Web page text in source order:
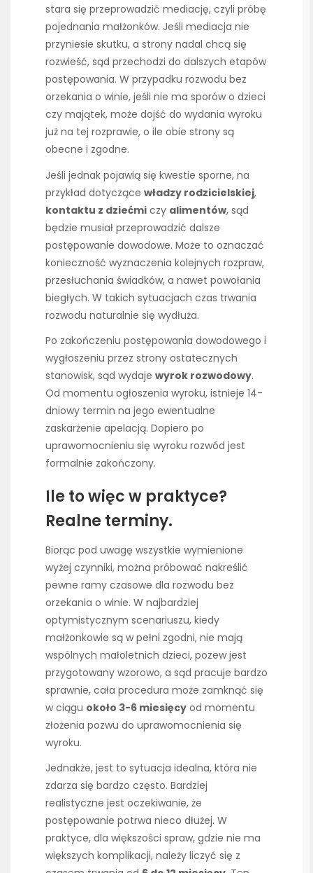
stara się przeprowadzić mediację, czyli próbę
pojednania małżonków. Jeśli mediacja nie
przyniesie skutku, a strony nadal chcą się
rozwieść, sąd przechodzi do dalszych etapów
postępowania. W przypadku rozwodu bez
orzekania o winie, jeśli nie ma sporów o dzieci
czy majątek, może dojść do wydania wyroku
już na tej rozprawie, o ile obie strony są
obecne i zgodne.
Jeśli jednak pojawią się kwestie sporne, na
przykład dotyczące władzy rodzicielskiej,
kontaktu z dziećmi czy alimentów, sąd
będzie musiał przeprowadzić dalsze
postępowanie dowodowe. Może to oznaczać
konieczność wyznaczenia kolejnych rozpraw,
przesłuchania świadków, a nawet powołania
biegłych. W takich sytuacjach czas trwania
rozwodu naturalnie się wydłuża.
Po zakończeniu postępowania dowodowego i
wygłoszeniu przez strony ostatecznych
stanowisk, sąd wydaje wyrok rozwodowy.
Od momentu ogłoszenia wyroku, istnieje 14-
dniowy termin na jego ewentualne
zaskarżenie apelacją. Dopiero po
uprawomocnieniu się wyroku rozwód jest
formalnie zakończony.
Ile to więc w praktyce?
Realne terminy.
Biorąc pod uwagę wszystkie wymienione
wyżej czynniki, można próbować nakreślić
pewne ramy czasowe dla rozwodu bez
orzekania o winie. W najbardziej
optymistycznym scenariuszu, kiedy
małżonkowie są w pełni zgodni, nie mają
wspólnych małoletnich dzieci, pozew jest
przygotowany wzorowo, a sąd pracuje bardzo
sprawnie, cała procedura może zamknąć się
w ciągu około 3-6 miesięcy od momentu
złożenia pozwu do uprawomocnienia się
wyroku.
Jednakże, jest to sytuacja idealna, która nie
zdarza się bardzo często. Bardziej
realistyczne jest oczekiwanie, że
postępowanie potrwa nieco dłużej. W
praktyce, dla większości spraw, gdzie nie ma
większych komplikacji, należy liczyć się z